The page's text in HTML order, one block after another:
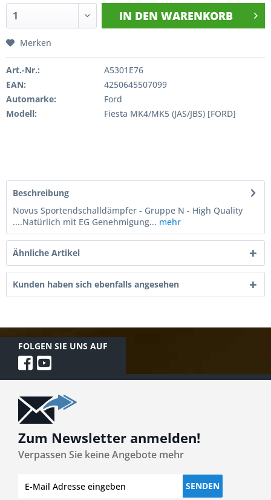
IN DEN WARENKORB
Merken
Art.-Nr.:
A5301E76
EAN:
4250645507099
Automarke:
Ford
Modell:
Fiesta MK4/MK5 (JAS/JBS) [FORD]
Beschreibung
Novus Sportendschalldämpfer - Gruppe N - High Quality
....Natürlich mit EG Genehmigung... mehr
Ähnliche Artikel
Kunden haben sich ebenfalls angesehen
FOLGEN SIE UNS AUF
Zum Newsletter anmelden!
Verpassen Sie keine Angebote mehr
SENDEN